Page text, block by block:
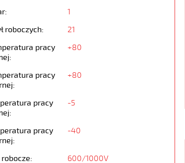
1
roboczych:
21
pracy
+80
pracy
+80
pracy
-5
pracy
-40
600/1000V